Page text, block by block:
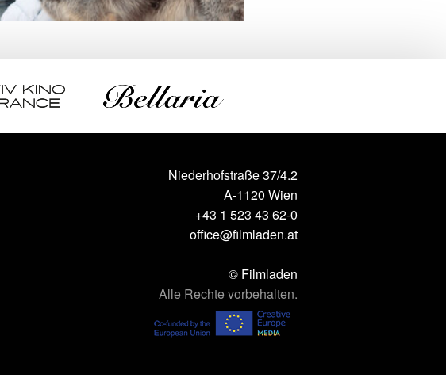
Niederhofstraße 37/4.2
A-1120 Wien
+43 1 523 43 62-0
office@filmladen.at
© Filmladen
Alle Rechte vorbehalten.